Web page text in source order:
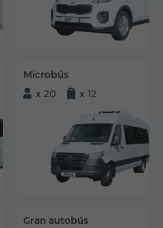
Microbús
x 20
x 12
Gran autobús